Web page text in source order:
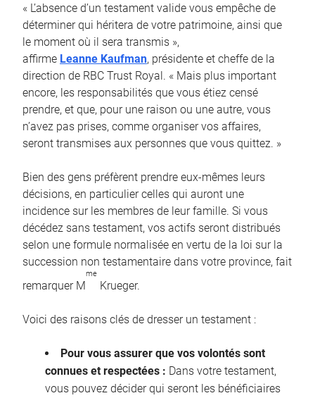
« L’absence d’un testament valide vous empêche de
déterminer qui héritera de votre patrimoine, ainsi que
le moment où il sera transmis »,
affirme Leanne Kaufman, présidente et cheffe de la
direction de RBC Trust Royal. « Mais plus important
encore, les responsabilités que vous étiez censé
prendre, et que, pour une raison ou une autre, vous
n’avez pas prises, comme organiser vos affaires,
seront transmises aux personnes que vous quittez. »
Bien des gens préfèrent prendre eux-mêmes leurs
décisions, en particulier celles qui auront une
incidence sur les membres de leur famille. Si vous
décédez sans testament, vos actifs seront distribués
selon une formule normalisée en vertu de la loi sur la
succession non testamentaire dans votre province, fait
remarquer M
me
Krueger.
Voici des raisons clés de dresser un testament :
Pour vous assurer que vos volontés sont
connues et respectées : Dans votre testament,
vous pouvez décider qui seront les bénéficiaires